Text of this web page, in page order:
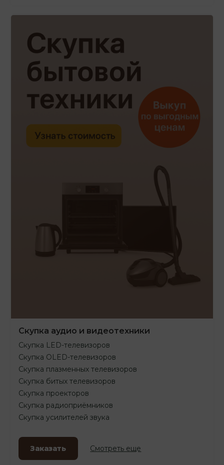
Скупка аудио и видеотехники
Скупка LED-телевизоров
Скупка OLED-телевизоров
Скупка плазменных телевизоров
Скупка битых телевизоров
Скупка проекторов
Скупка радиоприёмников
Скупка усилителей звука
Заказать Смотреть еще